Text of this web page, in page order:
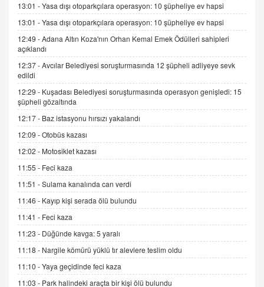
9.12.2025 10:11
İNCİ GÜL AKÖL
06.07.2026 13:00
ADEM AKÖL
Esed Destekçilerinin Yüzüne Vurulan Şamar:
Sednaya
11.12.2024 12:30
DR. EKREM ASLAN
Gerçek Ne, Algı Ne? "Beraber Yürüyoruz"
Cümlesinin Peşinden
19.07.2025 12:45
GÖNÜL MENEKŞE
Şifacının Yolu
04.11.2025 12:56
AV. RÜMEYSA ÖZKALE
13:01 -Yasa dışı otoparkçılara operasyon: 10 şüpheliye ev hapsi
13:01 -Yasa dışı otoparkçılara operasyon: 10 şüpheliye ev hapsi
12:49 -Adana Altın Koza'nın Orhan Kemal Emek Ödülleri sahipleri
açıklandı
12:37 -Avcılar Belediyesi soruşturmasında 12 şüpheli adliyeye sevk
edildi
12:29 - Kuşadası Belediyesi soruşturmasında operasyon genişledi: 15
şüpheli gözaltında
12:17 - Baz istasyonu hırsızı yakalandı
12:09 -Otobüs kazası
12:02 - Motosiklet kazası
11:55 - Feci kaza
11:51 -Sulama kanalında can verdi
11:46 - Kayıp kişi serada ölü bulundu
11:41 - Feci kaza
11:23 - Düğünde kavga: 5 yaralı
11:18 - Nargile kömürü yüklü tır alevlere teslim oldu
11:10 -Yaya geçidinde feci kaza
11:03 - Park halindeki araçta bir kişi ölü bulundu